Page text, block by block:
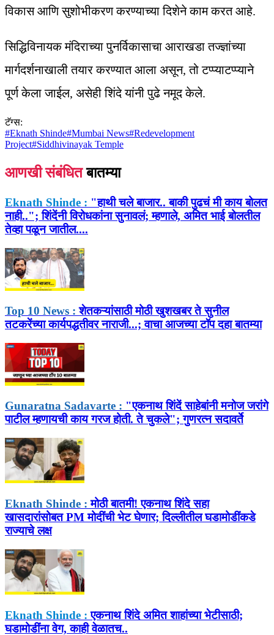
विकास आणि सुशोभीकरण करण्याच्या दिशेने काम करत आहे.
सिद्धिविनायक मंदिराच्या पुनर्विकासाचा आराखडा तज्ज्ञांच्या
मार्गदर्शनाखाली तयार करण्यात आला असून, तो टप्प्याटप्प्याने
पूर्ण केला जाईल, असेही शिंदे यांनी पुढे नमूद केले.
टॅग्स:
#Eknath Shinde#Mumbai News#Redevelopment
Project#Siddhivinayak Temple
आणखी संबंधित बातम्या
Eknath Shinde : "हाथी चले बाजार.. बाकी पुढचं मी काय बोलत
नाही.."; शिंदेंनी विरोधकांना सुनावलं; म्हणाले, अमित भाई बोलतील
तेव्हा पळून जातील....
Top 10 News : शेतकऱ्यांसाठी मोठी खुशखबर ते सुनील
तटकरेंच्या कार्यपद्धतीवर नाराजी...; वाचा आजच्या टॉप दहा बातम्या
Gunaratna Sadavarte : "एकनाथ शिंदें साहेबांनी मनोज जरांगे
पाटील म्हणायची काय गरज होती. ते चुकले"; गुणरत्न सदावर्ते
Eknath Shinde : मोठी बातमी! एकनाथ शिंदे सहा
खासदारांसोबत PM मोदींची भेट घेणार; दिल्लीतील घडामोडींकडे
राज्याचे लक्ष
Eknath Shinde : एकनाथ शिंदे अमित शाहांच्या भेटीसाठी;
घडामोडींना वेग, काही वेळातच..